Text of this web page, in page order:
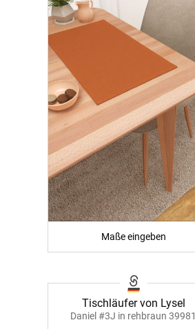
Maße eingeben
Tischläufer von Lysel
Daniel #3J in rehbraun 39981